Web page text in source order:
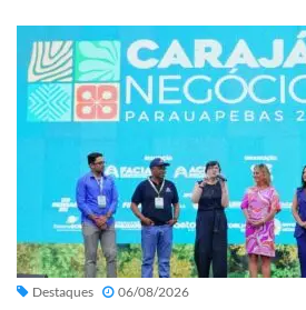
Destaques 06/08/2026